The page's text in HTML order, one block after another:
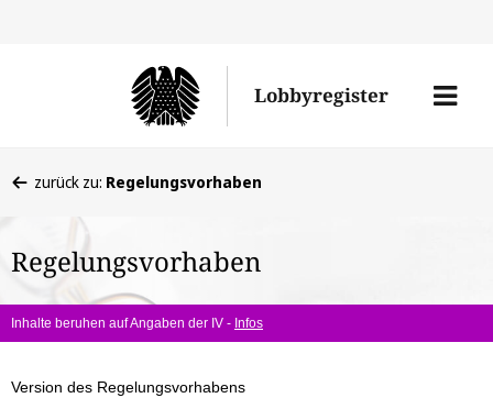
Lobbyregister
Menü
befinden
hier:
zurück zu: Regelungsvorhaben
Regelungsvorhaben
Inhalte beruhen auf Angaben der IV - Infos
Version des Regelungsvorhabens